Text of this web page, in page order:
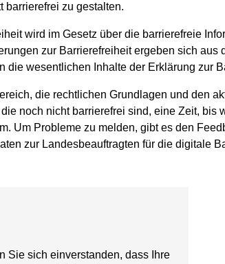
barrierefrei zu gestalten.
wird im Gesetz über die barrierefreie
zur Barrierefreiheit ergeben sich
die wesentlichen Inhalte der Erklärung zur
die rechtlichen Grundlagen und den
noch nicht barrierefrei sind, eine Zeit, bis
Um Probleme zu melden, gibt es den
zur Landesbeauftragten für die digitale
Sie sich einverstanden, dass Ihre